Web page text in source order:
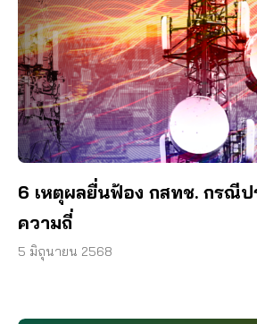
6 เหตุผลยื่นฟ้อง กสทช. กรณี
ความถี่
5 มิถุนายน 2568